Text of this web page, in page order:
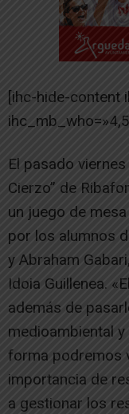
[ihc-hide-content
El pasado
Cierzo” de
un juego de
por los alumnos
y Abraham
Idoia Guillenea.
además de
medioambiental
forma podremos
importancia de
a gestionar los